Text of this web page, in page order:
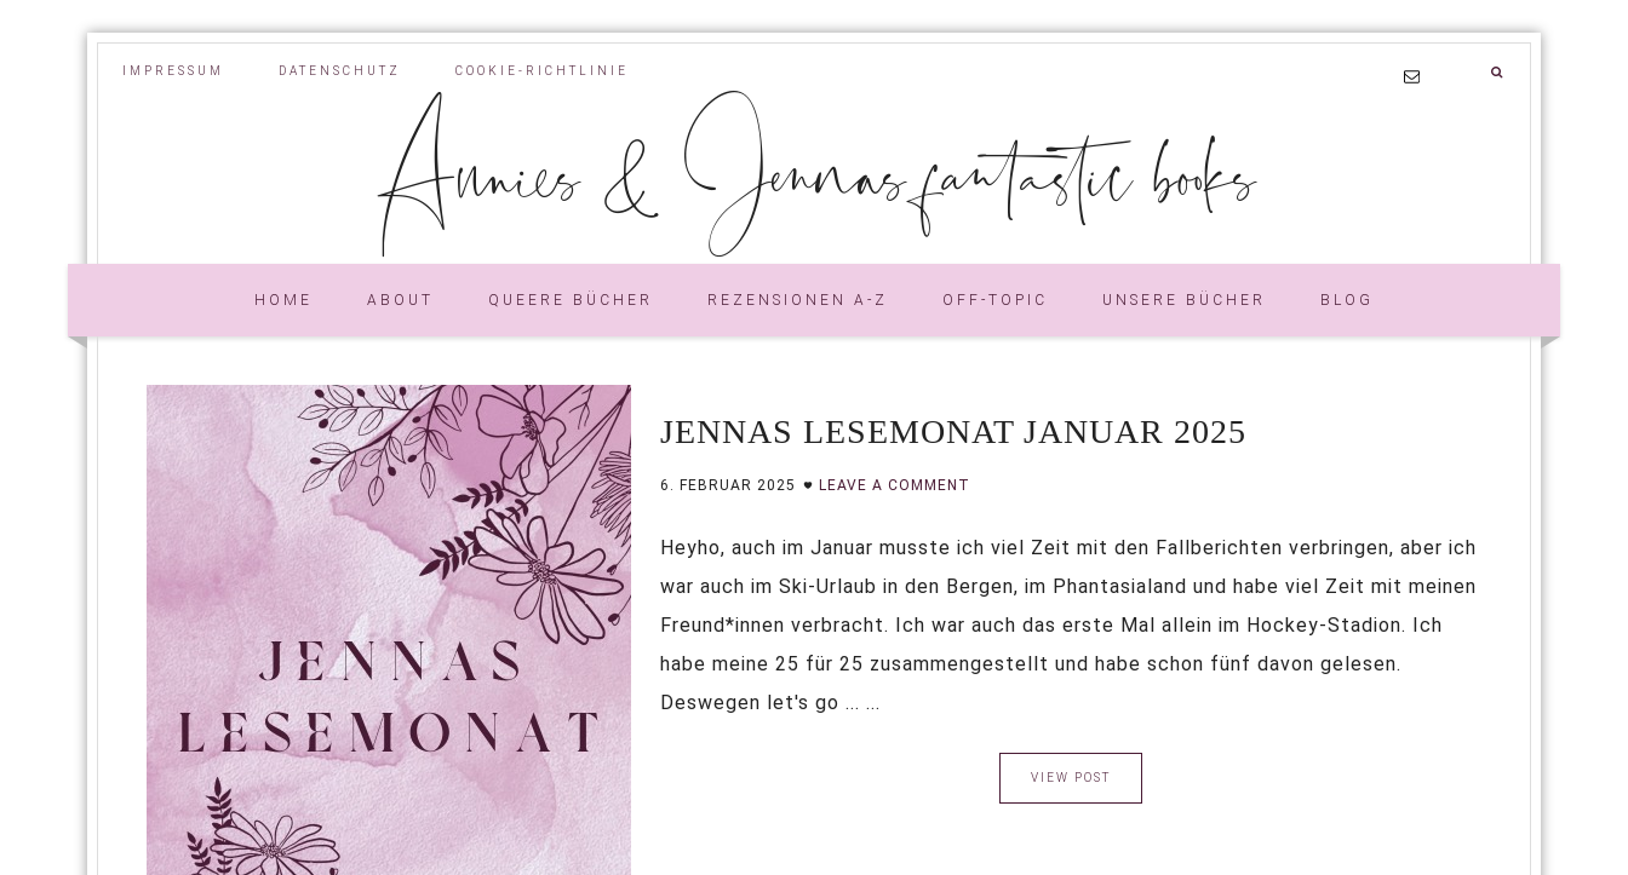
IMPRESSUM DATENSCHUTZ COOKIE-RICHTLINIE
Annies & Jennas fantastic books
HOME ABOUT QUEERE BÜCHER REZENSIONEN A-Z OFF-TOPIC UNSERE BÜCHER BLOG
JENNAS LESEMONAT JANUAR 2025
6. FEBRUAR 2025 LEAVE A COMMENT
Heyho, auch im Januar musste ich viel Zeit mit den Fallberichten verbringen, aber ich
war auch im Ski-Urlaub in den Bergen, im Phantasialand und habe viel Zeit mit meinen
Freund*innen verbracht. Ich war auch das erste Mal allein im Hockey-Stadion. Ich
habe meine 25 für 25 zusammengestellt und habe schon fünf davon gelesen.
Deswegen let's go ... ...
VIEW POST